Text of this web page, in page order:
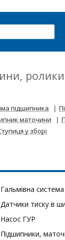
ролики
підшипника
маточини
у зборі
Гальмівна система
Датчики тиску в
Насос ГУР
Підшипники,